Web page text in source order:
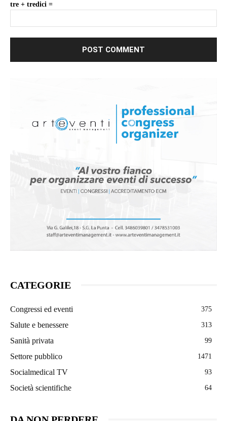
tre + tredici =
CATEGORIE
Congressi ed eventi 375
Salute e benessere 313
Sanità privata 99
Settore pubblico 1471
Socialmedical TV 93
Società scientifiche 64